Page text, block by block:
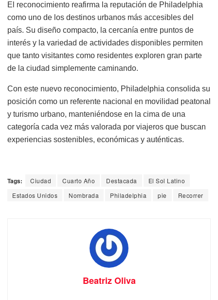
El reconocimiento reafirma la reputación de Philadelphia
como uno de los destinos urbanos más accesibles del
país. Su diseño compacto, la cercanía entre puntos de
interés y la variedad de actividades disponibles permiten
que tanto visitantes como residentes exploren gran parte
de la ciudad simplemente caminando.
Con este nuevo reconocimiento, Philadelphia consolida su
posición como un referente nacional en movilidad peatonal
y turismo urbano, manteniéndose en la cima de una
categoría cada vez más valorada por viajeros que buscan
experiencias sostenibles, económicas y auténticas.
Tags: Ciudad Cuarto Año Destacada
El Sol Latino
Estados Unidos
Nombrada Philadelphia pie Recorrer
Beatriz Oliva